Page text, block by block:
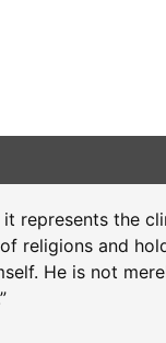
represents the
religions and
He is not